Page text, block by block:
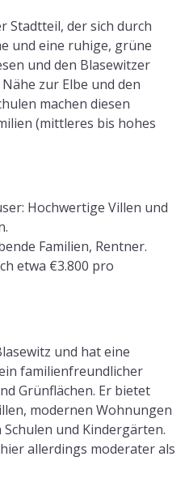
Stadtteil, der sich durch
und eine ruhige, grüne
und den Blasewitzer
zur Elbe und den
machen diesen
(mittleres bis hohes
Hochwertige Villen und
Familien, Rentner.
etwa €3.800 pro
und hat eine
familienfreundlicher
Grünflächen. Er bietet
modernen Wohnungen
und Kindergärten.
allerdings moderater als